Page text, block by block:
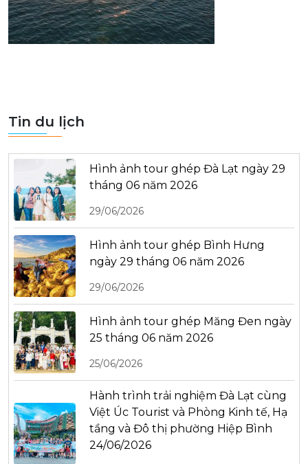
Tin du lịch
Hình ảnh tour ghép Đà Lạt ngày 29
tháng 06 năm 2026
29/06/2026
Hình ảnh tour ghép Bình Hưng
ngày 29 tháng 06 năm 2026
29/06/2026
Hình ảnh tour ghép Măng Đen ngày
25 tháng 06 năm 2026
25/06/2026
Hành trình trải nghiệm Đà Lạt cùng
Việt Úc Tourist và Phòng Kinh tế, Hạ
tầng và Đô thị phường Hiệp Bình
24/06/2026